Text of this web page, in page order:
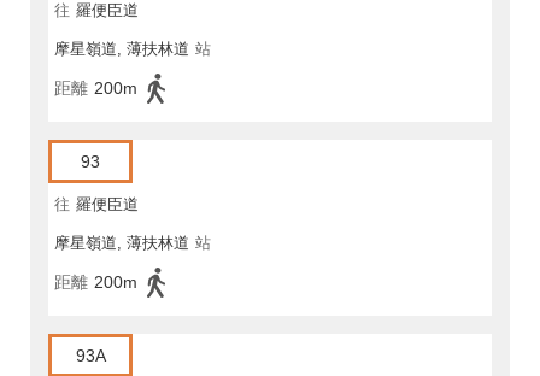
往 羅便臣道
摩星嶺道, 薄扶林道 站
距離 200m
93
往 羅便臣道
摩星嶺道, 薄扶林道 站
距離 200m
93A